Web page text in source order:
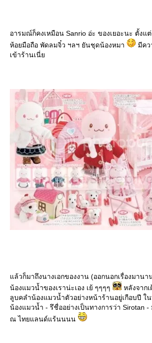
อารมณ์ก็คงเหมือน Sanrio อ่ะ ของเยอะนะ ตั้งแ
ห้อยมือถือ พัดลมจิ๋ว ฯลฯ ยันชุดน้องหมา
มีคว
เข้าร้านเนี่
ล้วก็มาถึงนางเอกของงาน (ออกนอกเรื่องมาน
น้องแมวน้ำของเราน่ะเอง เย้ ๆๆๆๆ
หลังจาก
ลูบคลำน้องแมวน้ำตัวอย่างหน้าร้านอยู่เกือบปี ใ
น้องแมวน้ำ - รึชื่ออย่างเป็นทางการว่า Sirotan -
ณ ไทยแลนด์แร้นนนน